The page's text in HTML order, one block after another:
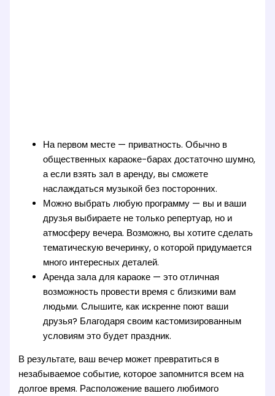
На первом месте — приватность. Обычно в
общественных караоке-барах достаточно шумно,
а если взять зал в аренду, вы сможете
наслаждаться музыкой без посторонних.
Можно выбрать любую программу — вы и ваши
друзья выбираете не только репертуар, но и
атмосферу вечера. Возможно, вы хотите сделать
тематическую вечеринку, о которой придумается
много интересных деталей.
Аренда зала для караоке — это отличная
возможность провести время с близкими вам
людьми. Слышите, как искренне поют ваши
друзья? Благодаря своим кастомизированным
условиям это будет праздник.
В результате, ваш вечер может превратиться в
незабываемое событие, которое запомнится всем на
долгое время. Расположение вашего любимого